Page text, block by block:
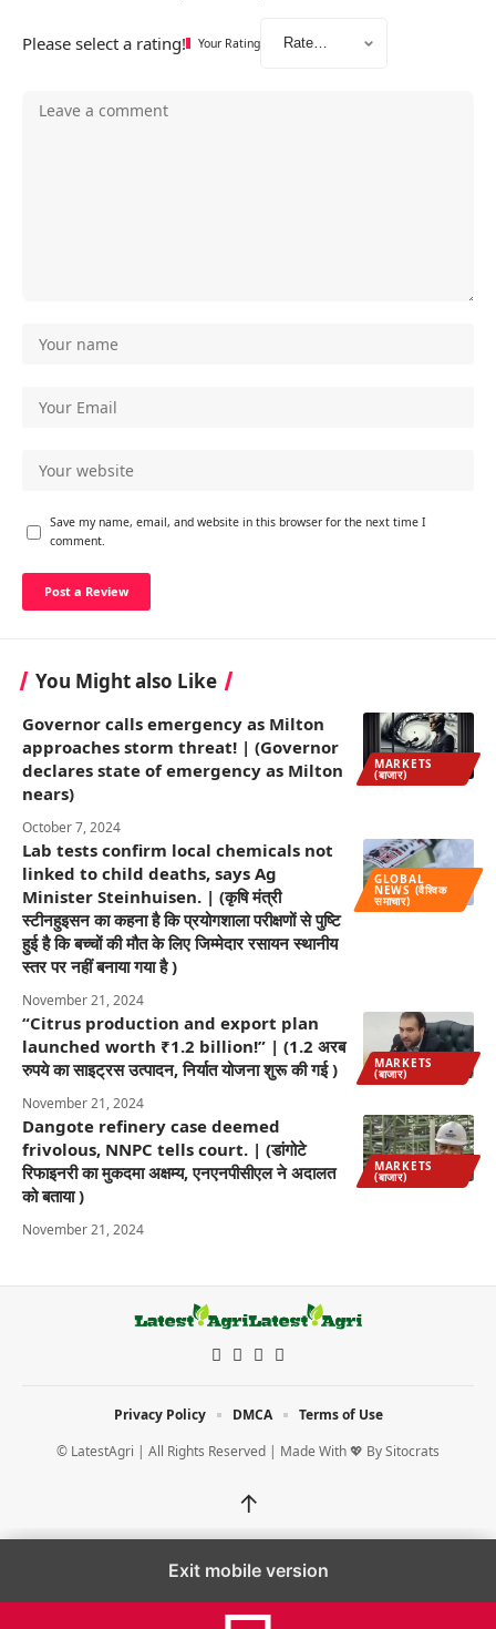
Please select a rating! Your Rating
Save my name, email, and website in this browser for the next time I
comment.
You Might also Like
MARKETS
(बाजार)
Governor calls emergency as Milton
approaches storm threat! | (Governor
declares state of emergency as Milton
nears)
October 7, 2024
GLOBAL
NEWS (वैश्विक
समाचार)
Lab tests confirm local chemicals not
linked to child deaths, says Ag
Minister Steinhuisen. | (कृषि मंत्री
स्टीनहुइसन का कहना है कि प्रयोगशाला परीक्षणों से पुष्टि
हुई है कि बच्चों की मौत के लिए जिम्मेदार रसायन स्थानीय
स्तर पर नहीं बनाया गया है )
November 21, 2024
MARKETS
(बाजार)
“Citrus production and export plan
launched worth ₹1.2 billion!” | (1.2 अरब
रुपये का साइट्रस उत्पादन, निर्यात योजना शुरू की गई )
November 21, 2024
MARKETS
(बाजार)
Dangote refinery case deemed
frivolous, NNPC tells court. | (डांगोटे
रिफाइनरी का मुकदमा अक्षम्य, एनएनपीसीएल ने अदालत
को बताया )
November 21, 2024
© LatestAgri | All Rights Reserved | Made With 💖 BySitocrats
Privacy Policy DMCA Terms of Use
↑
Exit mobile version